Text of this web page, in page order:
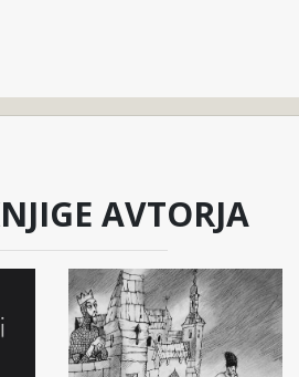
AVTORJA